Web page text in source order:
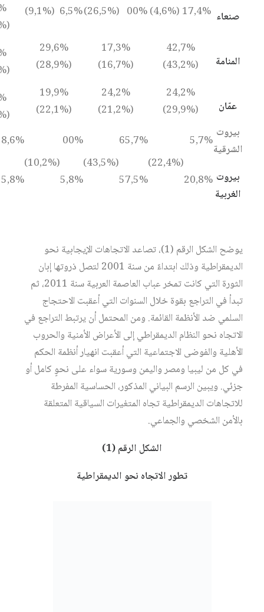
صنعاء 17,4% (4,6%)
00% (26,5%)
6,5% (9,1%)
(59,7%)
المنامة
42,7%
(43,2%)
17,3%
(16,7%)
29,6%
(28,9%)
(11,2%)
عمّان
24,2%
(29,9%)
24,2%
(21,2%)
19,9%
(22,1%)
(26,8%)
بيروت
الشرقية
5,7%
(22,4%)
65,7%
(43,5%)
00%
(10,2%)
بيروت
الغربية
20,8%
57,5%
5,8%
يوضح الشكل الرقم (1)، تصاعد الاتجاهات الإيجابية نحو
الديمقراطية وذلك ابتداءً من سنة 2001 لتصل ذروتها إبان
الثورة التي كانت تمخر عباب العاصمة العربية سنة 2011، ثم
تبدأ في التراجع بقوة خلال السنوات التي أعقبت الاحتجاج
السلمي ضد الأنظمة القائمة. ومن المحتمل أن يرتبط التراجع في
الاتجاه نحو النظام الديمقراطي إلى الأعراض الأمنية والحروب
الأهلية والفوضى الاجتماعية التي أعقبت انهيار أنظمة الحكم
في كل من ليبيا ومصر واليمن وسورية سواء على نحوٍ كامل أو
جزئي. ويبين الرسم البياني المذكور، الحساسية المفرطة
للاتجاهات الديمقراطية تجاه المتغيرات السياقية المتعلقة
بالأمن الشخصي والجماعي.
الشكل الرقم (1)
تطور الاتجاه نحو الديمقراطية